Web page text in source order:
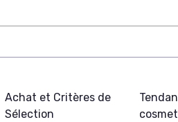
Achat et Critères de
Sélection